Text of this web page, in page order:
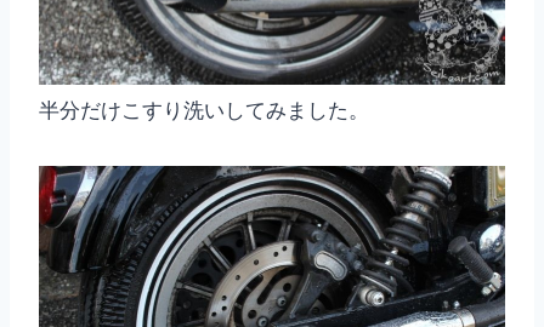
半分だけこすり洗いしてみました。